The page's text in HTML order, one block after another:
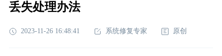
丢失处理办法
2023-11-26 16:48:41 系统修复专家 原创